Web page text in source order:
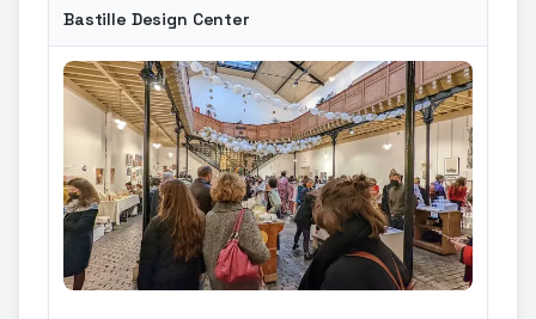
Bastille Design Center